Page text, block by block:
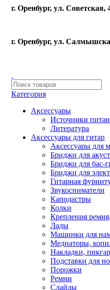
г. Оренбург, ул. Советская,
г. Оренбург, ул.
Категория
Аксессуары
Источники
Литература
Аксессуары для гитар
Аксессуары для
Бриджи для
Бриджи для бас-
Бриджи для
Гитарная
Звукосниматели
Каподастры
Колки
Крепления
Лады
Машинки для
Медиаторы,
Накладки,
Подставки для
Порожки
Ремни
Слайды